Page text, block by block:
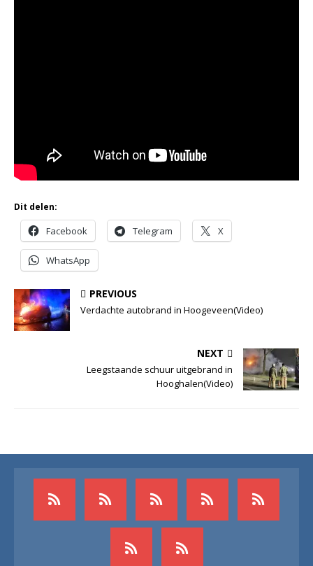
Dit delen:
Facebook Telegram X
WhatsApp
PREVIOUS
Verdachte autobrand in Hoogeveen(Video)
NEXT
Leegstaande schuur uitgebrand in
Hooghalen(Video)